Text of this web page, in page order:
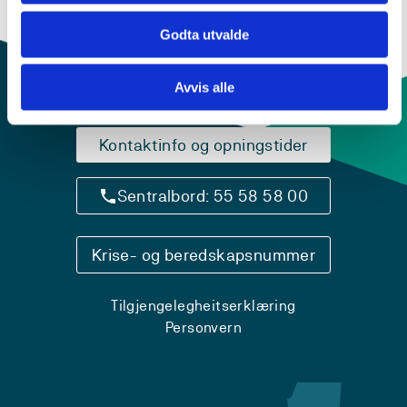
Godta utvalde
Avvis alle
Kontaktinfo og opningstider
Sentralbord: 55 58 58 00
Krise- og beredskapsnummer
Tilgjengelegheitserklæring
Personvern